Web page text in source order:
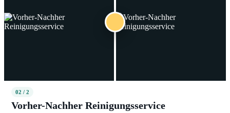
02 / 2
Vorher-Nachher Reinigungsservice